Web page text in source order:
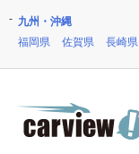
九州・沖縄
福岡県
佐賀県 長崎県